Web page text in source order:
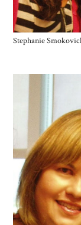
Stephanie